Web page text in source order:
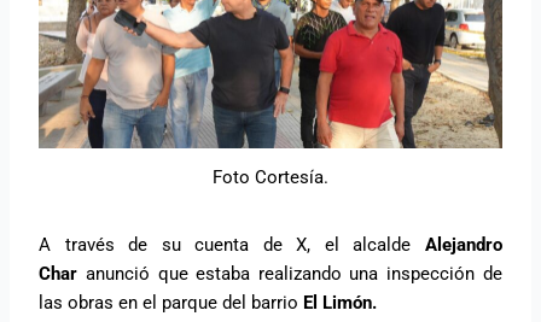
Foto Cortesía.
A través de su cuenta de X, el alcalde Alejandro
Charanunció que estaba realizando una inspección de
las obras en el parque del barrio El Limón.